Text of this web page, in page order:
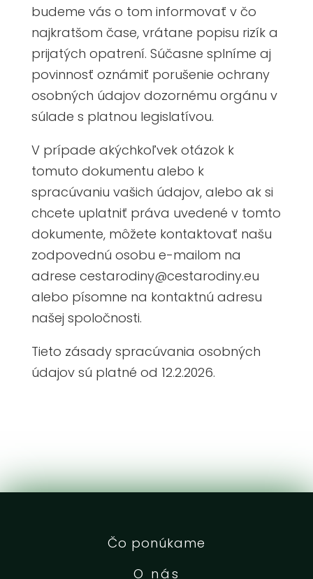
budeme vás o tom informovať v čo
najkratšom čase, vrátane popisu rizík a
prijatých opatrení. Súčasne splníme aj
povinnosť oznámiť porušenie ochrany
osobných údajov dozornému orgánu v
súlade s platnou legislatívou.
V prípade akýchkoľvek otázok k
tomuto dokumentu alebo k
spracúvaniu vašich údajov, alebo ak si
chcete uplatniť práva uvedené v tomto
dokumente, môžete kontaktovať našu
zodpovednú osobu e-mailom na
adrese cestarodiny@cestarodiny.eu
alebo písomne na kontaktnú adresu
našej spoločnosti.
Tieto zásady spracúvania osobných
údajov sú platné od 12.2.2026.
Čo ponúkame
O nás